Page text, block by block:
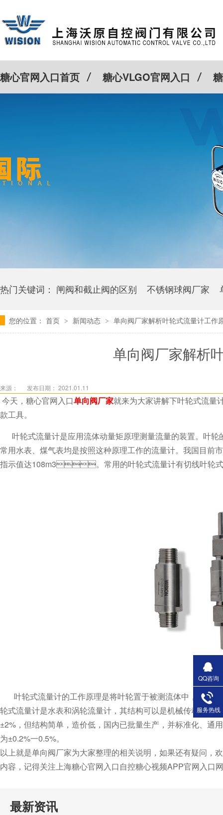
糖心官网入口首页 糖心VLGO官网入口
热门关键词： 闸阀和截止阀的区别 不锈钢球阀厂家
卫生级糖心视频下载APP多少钱
您的位置： 首页 > 新闻动态 > 单向阀厂家解析叶轮式流量计工作
单向阀厂家解析
来源： 发布日期： 2021.01.11
今天，糖心官网入口单向阀厂家就来为大家讲解下叶轮式流量
款工具。
叶轮式流量计是应用流体动量矩原理测量流量的装置。叶轮的
常用水表、煤气表均是按照这种原理工作的流量计。我国
指示值达108m3。常用的叶轮式流量计有切线叶轮式流量计
叶轮式流量计的工作原理是将叶轮置于被测流体中，受流体
轮式流量计是水表和涡轮流量计，其结构可以是机械传动输出
±2%，但结构简单，造价低，国内已批量生产，并标准化
为±0.2%一0.5%。
以上就是单向阀厂家为大家整理的相关说明，如果还有疑问
内容，记得关注上海糖心官网入口自控糖心视频APP官网入口网站
最新资讯
QQ咨询
服务热线